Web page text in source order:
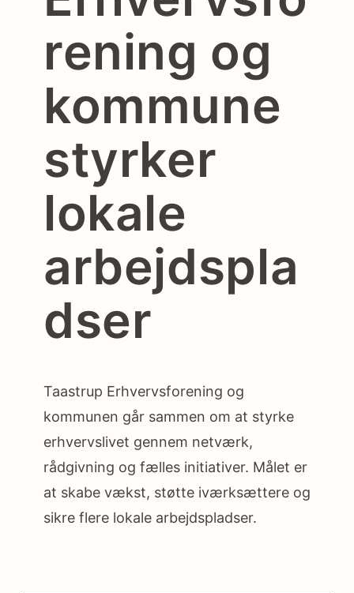
rening og
kommune
styrker
lokale
arbejdspla
dser
Taastrup Erhvervsforening og
kommunen går sammen om at styrke
erhvervslivet gennem netværk,
rådgivning og fælles initiativer. Målet er
at skabe vækst, støtte iværksættere og
sikre flere lokale arbejdspladser.